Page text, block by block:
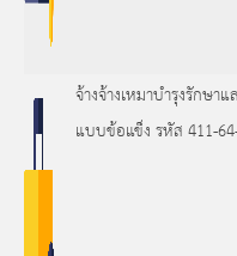
จ้างจ้างเหมาบำรุงรักษ
แบบข้อแข็ง รหัส 411-